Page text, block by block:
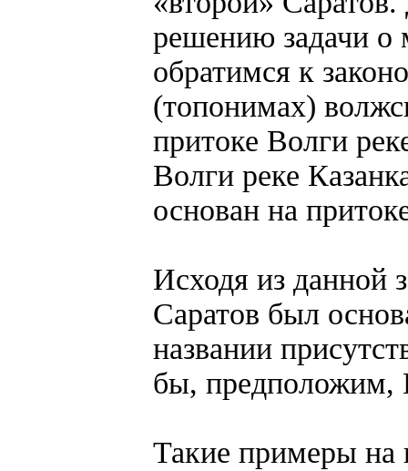
решению задачи о
обратимся к
(топонимах)
притоке Волги
Волги реке
основан на
Исходя из данной
Саратов был
названии
бы, предположим,
Такие примеры на